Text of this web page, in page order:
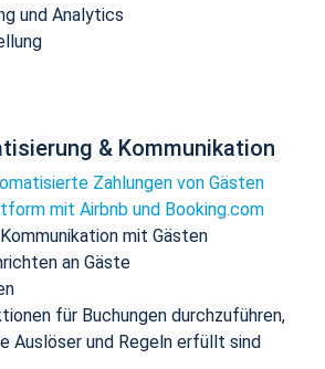
und Analytics
& Kommunikation
Zahlungen von Gästen
mit Airbnb und Booking.com
mit Gästen
an Gäste
für Buchungen durchzuführen,
Auslöser und Regeln erfüllt sind